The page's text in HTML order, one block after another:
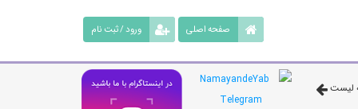
ورود / ثبت نام صفحه اصلی
لیست